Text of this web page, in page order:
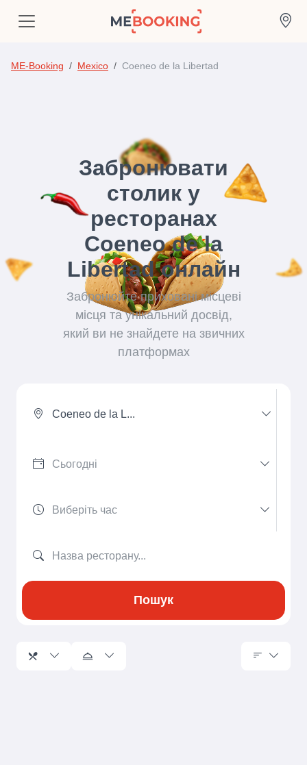
ME-Booking Mexico Coeneo de la Libertad
Забронювати
столик у
ресторанах
Coeneo de la
Libertad онлайн
Забронюйте приховані місцеві
місця та унікальний досвід,
який ви не знайдете на звичних
платформах
Coeneo de la L...
Пошук